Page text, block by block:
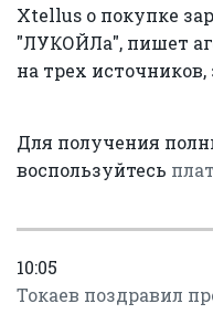
Xtellus о покупке
"ЛУКОЙЛа", пишет
на трех
Для получения
воспользуйтесь
10:05
Токаев поздравил